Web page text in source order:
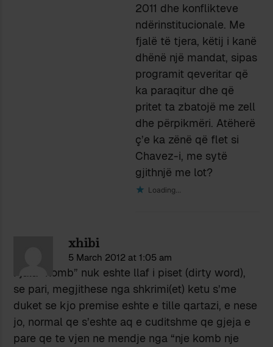
2011 dhe konflikteve
ndërinstitucionale. Me
fjalë të tjera, këtij i kanë
dhënë një mandat, sipas
programit qeveritar që
ka paraqitur dhe që
pritet ta zbatojë me zell
dhe përpikmëri. Atëherë
ç’e ka zënë që flet si
Chavez-i, me sytë
gjithnjë me lot?
Loading...
xhibi
5 March 2012 at 1:05 am
Fjala “komb” nuk eshte llaf i piset (dirty word),
se pari, megjithese nga shkrimi(et) ketu s’me
duket se kjo premise eshte e tille qartazi, e nese
jo, normal qe s’eshte aq e cuditshme qe gjeja e
pare qe te vjen ne mendje nga “nje komb nje